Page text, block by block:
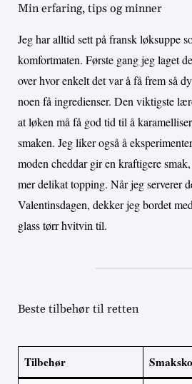
Min erfaring, tips og minner
Jeg har alltid sett på fransk løksuppe
komfortmaten. Første gang jeg laget
over hvor enkelt det var å få frem så
noen få ingredienser. Den viktigste
at løken må få god tid til å
smaken. Jeg liker også å
moden cheddar gir en kraftigere
mer delikat topping. Når jeg serverer
Valentinsdagen, dekker jeg bordet
glass tørr hvitvin til.
Beste tilbehør til retten
Tilbehør